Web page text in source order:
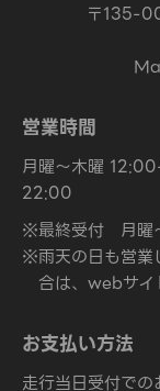
〒135-
営業時間
月曜～木曜
22:00
※最終受付 月曜
※雨天の日も営業
合は、webサイ
お支払い方法
走行当日受付で